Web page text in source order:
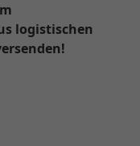
logistischen